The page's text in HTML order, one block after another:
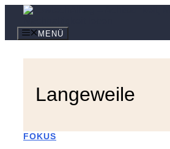
springenMENÜ
Langeweile
FOKUS